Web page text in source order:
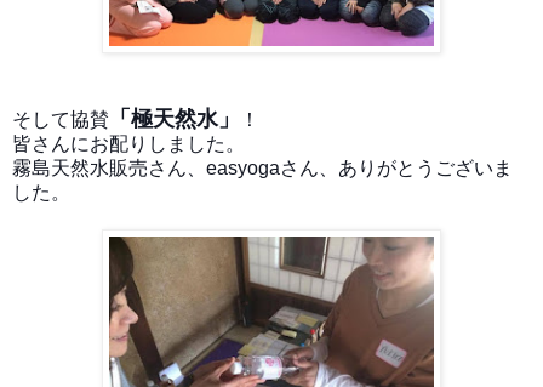
そして協賛 「極天然水」
！
皆さんにお配りしました。
霧島天然水販売さん、easyogaさん、ありがとうございま
した。